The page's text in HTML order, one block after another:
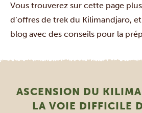
Vous trouverez sur cette page
d’offres de trek du Kilimandjaro,
blog avec des conseils pour la
ASCENSION DU
LA VOIE DIFFICILE